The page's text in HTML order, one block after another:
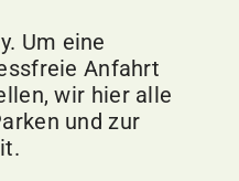
Um eine
Anfahrt
wir hier alle
und zur